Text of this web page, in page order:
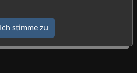
Ich stimme zu